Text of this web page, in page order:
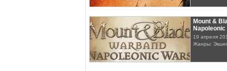
Mount &
19 апреля
Жанры: